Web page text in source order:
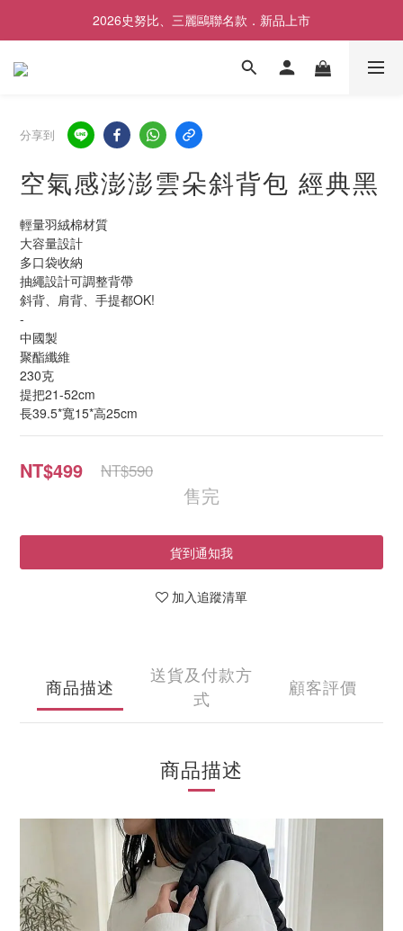
歡慶SNOOPY生日❤限時1件免運
2026史努比、三麗鷗聯名款．新品上市
歡慶SNOOPY生日❤限時1件免運
分享到
空氣感澎澎雲朵斜背包 經典黑
輕量羽絨棉材質
大容量設計
多口袋收納
抽繩設計可調整背帶
斜背、肩背、手提都OK!
-
中國製
聚酯纖維
230克
提把21-52cm
長39.5*寬15*高25cm
NT$499 NT$590
售完
貨到通知我
加入追蹤清單
商品描述
送貨及付款方
式
顧客評價
商品描述